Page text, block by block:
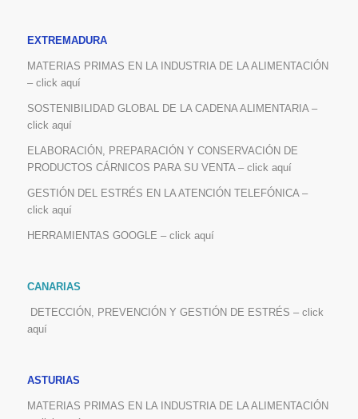
EXTREMADURA
MATERIAS PRIMAS EN LA INDUSTRIA DE LA ALIMENTACIÓN
– click aquí
SOSTENIBILIDAD GLOBAL DE LA CADENA ALIMENTARIA –
click aquí
ELABORACIÓN, PREPARACIÓN Y CONSERVACIÓN DE
PRODUCTOS CÁRNICOS PARA SU VENTA – click aquí
GESTIÓN DEL ESTRÉS EN LA ATENCIÓN TELEFÓNICA –
click aquí
HERRAMIENTAS GOOGLE – click aquí
CANARIAS
DETECCIÓN, PREVENCIÓN Y GESTIÓN DE ESTRÉS – click
aquí
ASTURIAS
MATERIAS PRIMAS EN LA INDUSTRIA DE LA ALIMENTACIÓN